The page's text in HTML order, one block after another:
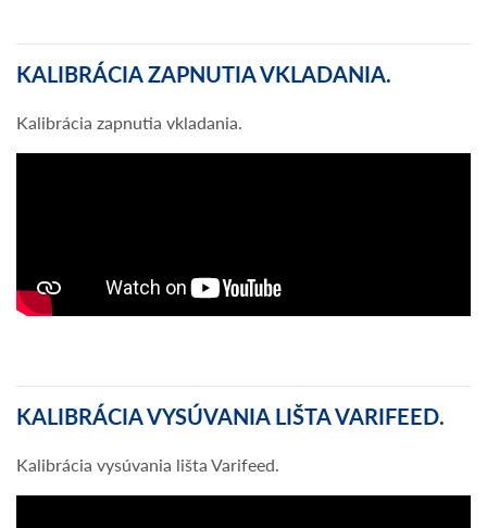
KALIBRÁCIA ZAPNUTIA VKLADANIA.
Kalibrácia zapnutia vkladania.
KALIBRÁCIA VYSÚVANIA LIŠTA VARIFEED.
Kalibrácia vysúvania lišta Varifeed.